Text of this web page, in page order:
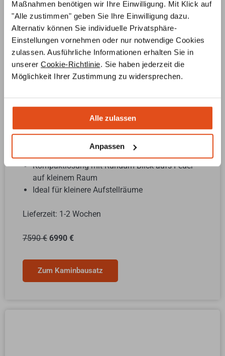
Maßnahmen benötigen wir Ihre Einwilligung. Mit Klick auf
"Alle zustimmen" geben Sie Ihre Einwilligung dazu.
Alternativ können Sie individuelle Privatsphäre-
Einstellungen vornehmen oder nur notwendige Cookies
zulassen. Ausführliche Informationen erhalten Sie in
unserer Cookie-Richtlinie. Sie haben jederzeit die
Möglichkeit Ihrer Zustimmung zu widersprechen.
Alle zulassen
Anpassen
Panoramakamin Köln
Kompaktlösung mit Rundum-Blick aufs Feuer
auf kleinem Raum
Ideal für kleinere Aufstellräume
Lieferzeit: 1-2 Wochen
7590 € 6990 €
Zum Kaminbausatz